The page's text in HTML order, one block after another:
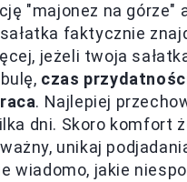
"majonez na górze"
faktycznie
jeżeli twoja
czas
. Najlepiej
dni. Skoro komfort
unikaj
wiadomo, jakie